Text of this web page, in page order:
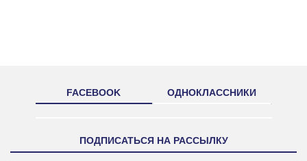
FACEBOOK ОДНОКЛАССНИКИ
ПОДПИСАТЬСЯ НА РАССЫЛКУ